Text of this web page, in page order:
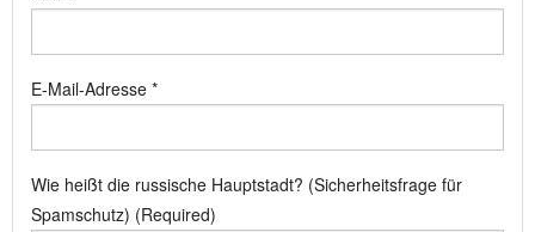
E-Mail-Adresse *
Wie heißt die russische Hauptstadt? (Sicherheitsfrage für
Spamschutz) (Required)